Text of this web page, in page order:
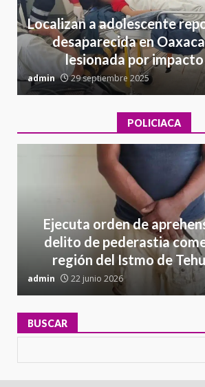
Localizan a adolescente
desaparecida en
lesionada por
admin 29 septiembre 2025
POLICIACA
Ejecuta orden de
delito de pederastia
región del Istmo de
admin 22 junio 2026
BUSCAR